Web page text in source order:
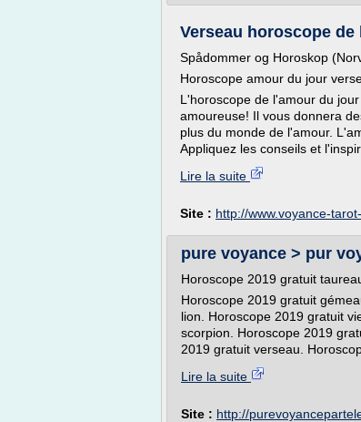
Verseau horoscope
Spådommer og Horoskop
Horoscope amour du jour
L'horoscope de l'amour du
amoureuse! Il vous donnera
plus du monde de l'amour.
Appliquez les conseils et
Lire la suite
Site : http://www.voyance-
pure voyance > pur
Horoscope 2019 gratuit
Horoscope 2019 gratuit
lion. Horoscope 2019 gratuit
scorpion. Horoscope 2019
2019 gratuit verseau.
Lire la suite
Site : http://